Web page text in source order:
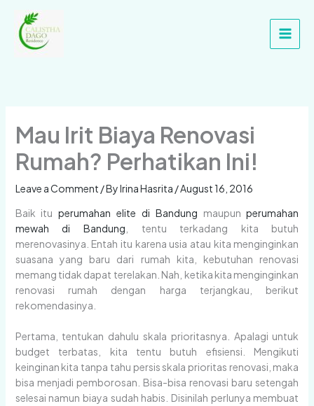
content
Mau Irit Biaya Renovasi
Rumah? Perhatikan Ini!
Leave a Comment / ByIrina Hasrita /August 16, 2016
Baik ituperumahan elite di Bandung maupunperumahan
mewah di Bandung , tentu terkadang kita butuh
merenovasinya. Entah itu karena usia atau kita menginginkan
suasana yang baru dari rumah kita, kebutuhan renovasi
memang tidak dapat terelakan. Nah, ketika kita menginginkan
renovasi rumah dengan harga terjangkau, berikut
rekomendasinya.
Pertama, tentukan dahulu skala prioritasnya. Apalagi untuk
budget terbatas, kita tentu butuh efisiensi. Mengikuti
keinginan kita tanpa tahu persis skala prioritas renovasi, maka
bisa menjadi pemborosan. Bisa-bisa renovasi baru setengah
selesai namun biaya sudah habis. Disinilah perlunya membuat